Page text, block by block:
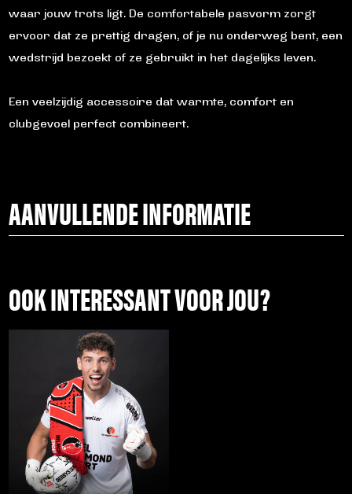
waar jouw trots ligt. De comfortabele pasvorm zorgt
ervoor dat ze prettig dragen, of je nu onderweg bent, een
wedstrijd bezoekt of ze gebruikt in het dagelijks leven.
Een veelzijdig accessoire dat warmte, comfort en
clubgevoel perfect combineert.
AANVULLENDE INFORMATIE
OOK INTERESSANT VOOR JOU?
meerdere
variaties.
Deze
optie